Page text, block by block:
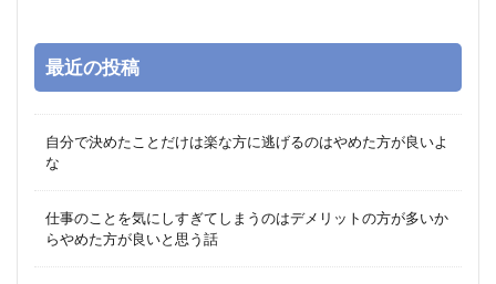
最近の投稿
自分で決めたことだけは楽な方に逃げるのはやめた方が良いよ
な
仕事のことを気にしすぎてしまうのはデメリットの方が多いか
らやめた方が良いと思う話